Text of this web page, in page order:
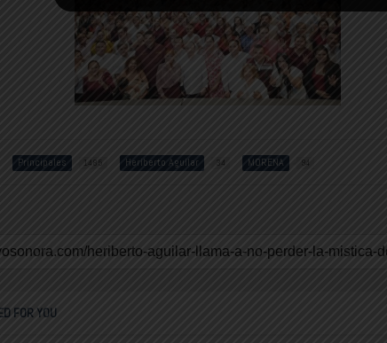
Principales 1485 Heriberto Aguilar 34 MORENA 94
FOR YOU